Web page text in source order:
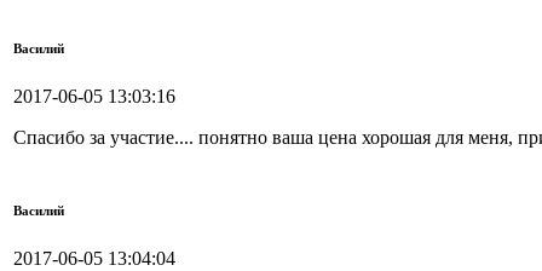
Василий
2017-06-05 13:03:16
Спасибо за участие.... понятно ваша цена хорошая для меня,
Василий
2017-06-05 13:04:04